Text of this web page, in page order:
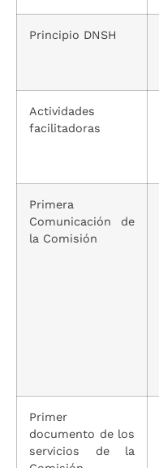
Principio DNSH
Actividades
facilitadoras
Primera
Comunicación de
la Comisión
Primer
documento de los
servicios de la